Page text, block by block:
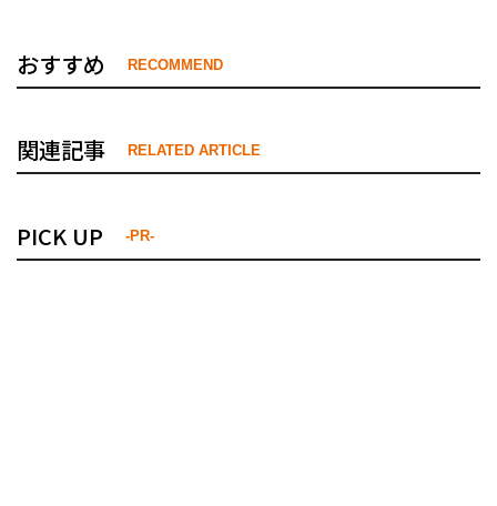
おすすめ RECOMMEND
関連記事 RELATED ARTICLE
PICK UP -PR-